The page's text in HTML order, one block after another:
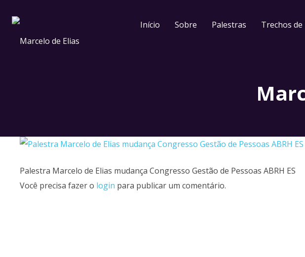
Início Sobre Palestras Trechos de
Palestra Marcelo de Elias mudança Congresso Gestão de Pessoas ABRH ES
Você precisa fazer o login para publicar um comentário.